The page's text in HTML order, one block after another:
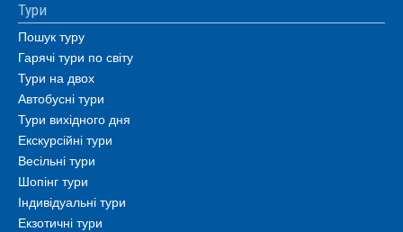
Тури
Пошук туру
Гарячі тури по світу
Тури на двох
Автобусні тури
Тури вихідного дня
Екскурсійні тури
Весільні тури
Шопінг тури
Індивідуальні тури
Екзотичні тури